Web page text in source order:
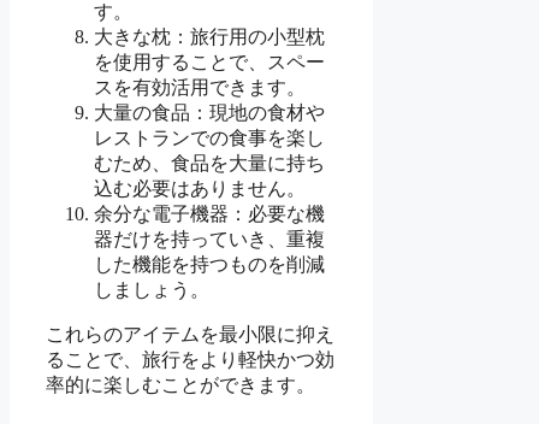
す。
大きな枕：旅行用の小型枕
を使用することで、スペー
スを有効活用できます。
大量の食品：現地の食材や
レストランでの食事を楽し
むため、食品を大量に持ち
込む必要はありません。
余分な電子機器：必要な機
器だけを持っていき、重複
した機能を持つものを削減
しましょう。
これらのアイテムを最小限に抑え
ることで、旅行をより軽快かつ効
率的に楽しむことができます。